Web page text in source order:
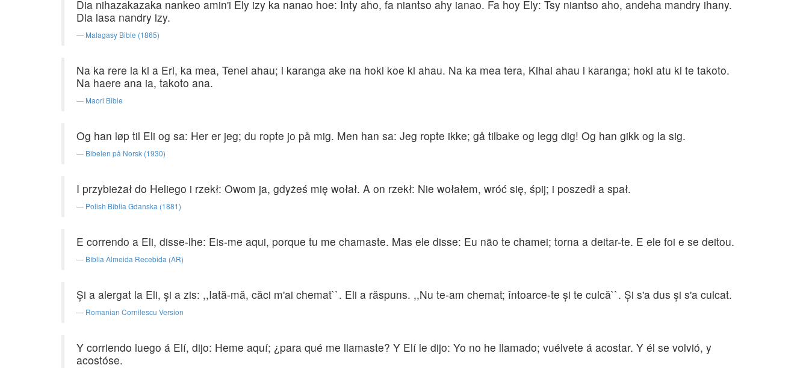
Dia nihazakazaka nankeo amin'i Ely izy ka nanao hoe: Inty aho, fa niantso ahy ianao. Fa hoy Ely: Tsy niantso aho, andeha mandry ihany.
Dia lasa nandry izy.
Malagasy Bible (1865)
Na ka rere ia ki a Eri, ka mea, Tenei ahau; i karanga ake na hoki koe ki ahau. Na ka mea tera, Kihai ahau i karanga; hoki atu ki te takoto.
Na haere ana ia, takoto ana.
Maori Bible
Og han løp til Eli og sa: Her er jeg; du ropte jo på mig. Men han sa: Jeg ropte ikke; gå tilbake og legg dig! Og han gikk og la sig.
Bibelen på Norsk (1930)
I przybieżał do Heliego i rzekł: Owom ja, gdyżeś mię wołał. A on rzekł: Nie wołałem, wróć się, śpij; i poszedł a spał.
Polish Biblia Gdanska (1881)
E correndo a Eli, disse-lhe: Eis-me aqui, porque tu me chamaste. Mas ele disse: Eu não te chamei; torna a deitar-te. E ele foi e se deitou.
Bíblia Almeida Recebida (AR)
Şi a alergat la Eli, şi a zis: ,,Iată-mă, căci m'ai chemat``. Eli a răspuns. ,,Nu te-am chemat; întoarce-te şi te culcă``. Şi s'a dus şi s'a culcat.
Romanian Cornilescu Version
Y corriendo luego á Elí, dijo: Heme aquí; ¿para qué me llamaste? Y Elí le dijo: Yo no he llamado; vuélvete á acostar. Y él se volvió, y
acostóse.